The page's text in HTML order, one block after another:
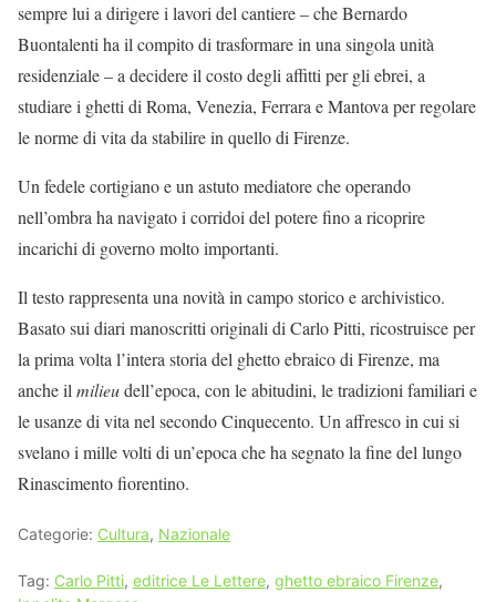
sempre lui a dirigere i lavori del cantiere – che Bernardo
Buontalenti ha il compito di trasformare in una singola unità
residenziale – a decidere il costo degli affitti per gli ebrei, a
studiare i ghetti di Roma, Venezia, Ferrara e Mantova per regolare
le norme di vita da stabilire in quello di Firenze.
Un fedele cortigiano e un astuto mediatore che operando
nell’ombra ha navigato i corridoi del potere fino a ricoprire
incarichi di governo molto importanti.
Il testo rappresenta una novità in campo storico e archivistico.
Basato sui diari manoscritti originali di Carlo Pitti, ricostruisce per
la prima volta l’intera storia del ghetto ebraico di Firenze, ma
anche ilmilieudell’epoca, con le abitudini, le tradizioni familiari e
le usanze di vita nel secondo Cinquecento. Un affresco in cui si
svelano i mille volti di un’epoca che ha segnato la fine del lungo
Rinascimento fiorentino.
Categorie: Cultura, Nazionale
Tag: Carlo Pitti, editrice Le Lettere, ghetto ebraico Firenze,